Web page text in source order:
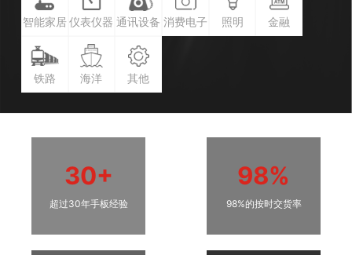
智能家居 仪表仪器 通讯设备 消费电子 照明 金融
铁路 海洋 其他
30+
超过30年手板经验
98%
98%的按时交货率